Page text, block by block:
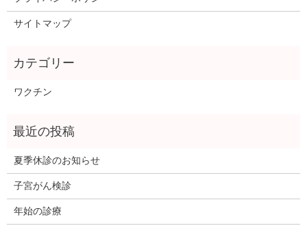
サイトマップ
ワクチン
夏季休診のお知らせ
子宮がん検診
年始の診療